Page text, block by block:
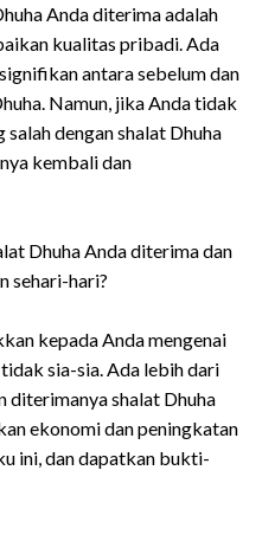
Anda diterima adalah
kualitas pribadi. Ada
antara sebelum dan
Namun, jika Anda tidak
dengan shalat Dhuha
kembali dan
Dhuha Anda diterima dan
sehari-hari?
kepada Anda mengenai
sia-sia. Ada lebih dari
diterimanya shalat Dhuha
ekonomi dan peningkatan
ini, dan dapatkan bukti-